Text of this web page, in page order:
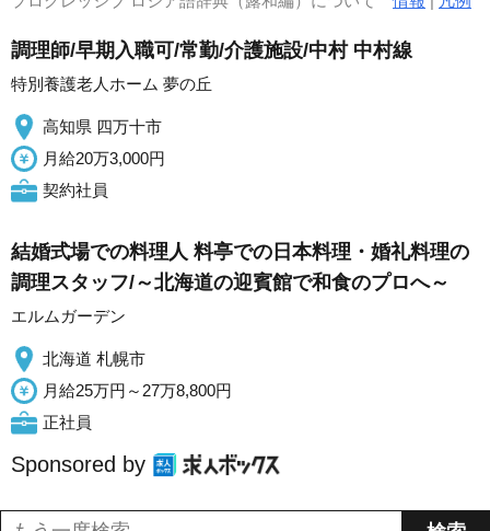
調理師/早期入職可/常勤/介護施設/中村 中村線
特別養護老人ホーム 夢の丘
高知県 四万十市
月給20万3,000円
契約社員
結婚式場での料理人 料亭での日本料理・婚礼料理の
調理スタッフ/～北海道の迎賓館で和食のプロへ～
エルムガーデン
北海道 札幌市
月給25万円～27万8,800円
正社員
Sponsored by